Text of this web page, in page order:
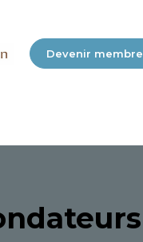
Devenir membre